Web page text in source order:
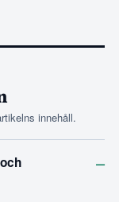
innehåll.
–